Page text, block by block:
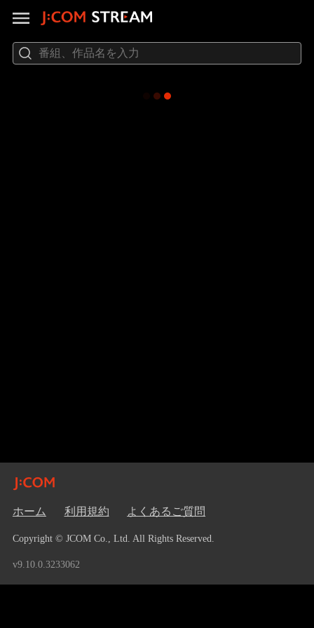
ホーム 利用規約 よくあるご質問
Copyright © JCOM Co., Ltd. All Rights Reserved.
v9.10.0.3233062